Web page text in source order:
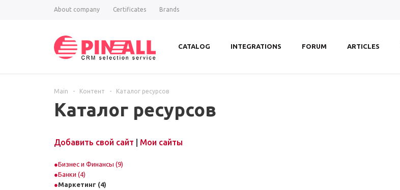
About company Certificates Brands
CATALOG INTEGRATIONS FORUM ARTICLES
Main - Контент - Каталог ресурсов
Каталог ресурсов
Добавить свой сайт Мои сайты
Бизнес и Финансы (9)
Банки (4)
Маркетинг (4)